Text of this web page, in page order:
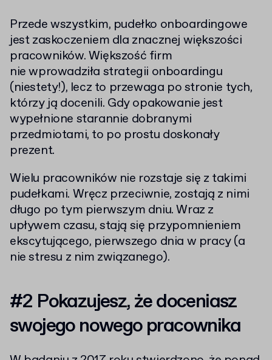
Przede wszystkim, pudełko onboardingowe
jest zaskoczeniem dla znacznej większości
pracowników. Większość firm
nie wprowadziła strategii onboardingu
(niestety!), lecz to przewaga po stronie tych,
którzy ją docenili. Gdy opakowanie jest
wypełnione starannie dobranymi
przedmiotami, to po prostu doskonały
prezent.
Wielu pracowników nie rozstaje się z takimi
pudełkami. Wręcz przeciwnie, zostają z nimi
długo po tym pierwszym dniu. Wraz z
upływem czasu, stają się przypomnieniem
ekscytującego, pierwszego dnia w pracy (a
nie stresu z nim związanego).
#2 Pokazujesz, że doceniasz
swojego nowego pracownika